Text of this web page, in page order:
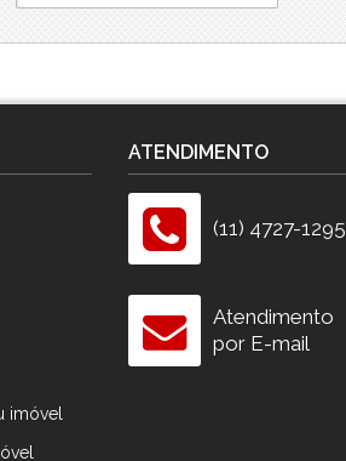
imóvel
ATENDIMENTO
(11) 4727-1295
Atendimento
por E-mail